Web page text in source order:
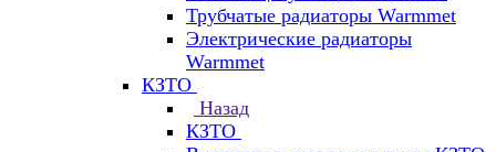
Трубчатые радиаторы Warmmet
Электрические радиаторы
Warmmet
КЗТО
Назад
КЗТО